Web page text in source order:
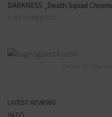
DARKNESS „Death Squad
LATEST REVIEWS